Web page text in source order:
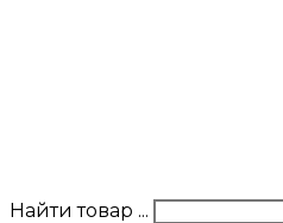
Найти товар ...